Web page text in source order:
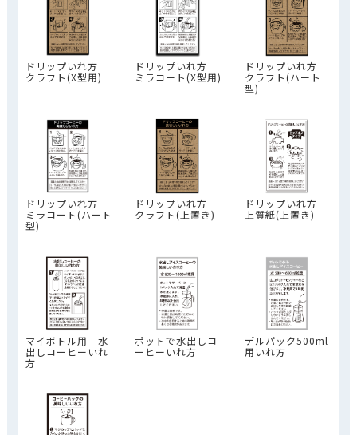
ドリップいれ方
クラフト(X型用)
ドリップいれ方
ミラコート(X型用)
ドリップいれ方
クラフト(ハート
型)
ドリップいれ方
ミラコート(ハート
型)
ドリップいれ方
クラフト(上置き)
ドリップいれ方
上質紙(上置き)
マイボトル用 水
出しコーヒーいれ
方
ポットで水出しコ
ーヒーいれ方
デルパック500ml
用いれ方